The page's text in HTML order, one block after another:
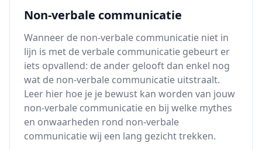
Non-verbale communicatie
Wanneer de non-verbale communicatie niet in
lijn is met de verbale communicatie gebeurt er
iets opvallend: de ander gelooft dan enkel nog
wat de non-verbale communicatie uitstraalt.
Leer hier hoe je je bewust kan worden van jouw
non-verbale communicatie en bij welke mythes
en onwaarheden rond non-verbale
communicatie wij een lang gezicht trekken.